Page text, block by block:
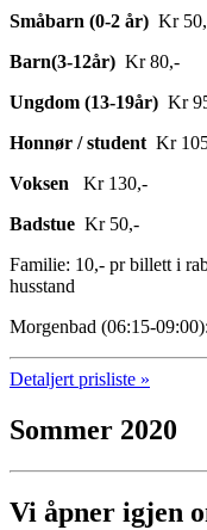
Småbarn (0-2 år) Kr
Barn(3-12år) Kr 80,-
Ungdom (13-19år) Kr
Honnør / student Kr
Voksen Kr 130,-
Badstue Kr 50,-
Familie: 10,- pr billett i
husstand
Morgenbad (06:15-
Detaljert prisliste »
Sommer 2020
Vi åpner igjen